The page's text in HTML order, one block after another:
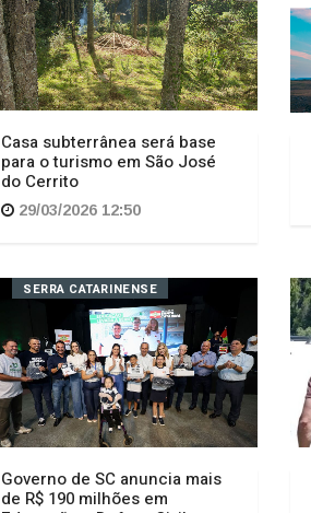
Casa subterrânea será base
para o turismo em São José
do Cerrito
29/03/2026 12:50
SERRA CATARINENSE
Governo de SC anuncia mais
de R$ 190 milhões em